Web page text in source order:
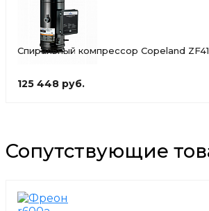
Спиральный компрессор Copeland
125 448 руб.
Сопутствующие